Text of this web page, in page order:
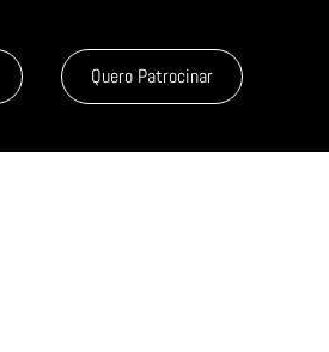
Quero Patrocinar